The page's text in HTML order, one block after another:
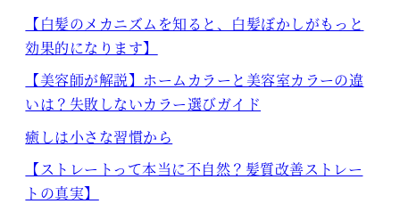
【白髪のメカニズムを知ると、白髪ぼかしがもっと
効果的になります】
【美容師が解説】ホームカラーと美容室カラーの違
いは？失敗しないカラー選びガイド
癒しは小さな習慣から
【ストレートって本当に不自然？髪質改善ストレー
トの真実】